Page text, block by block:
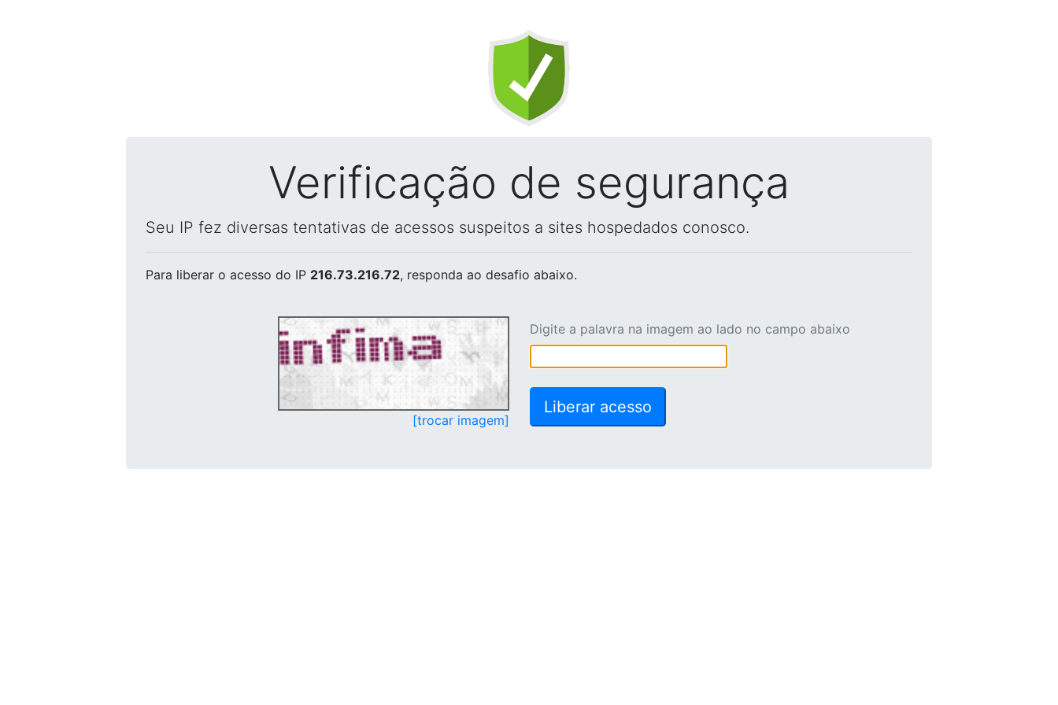
Verificação de segurança
Seu IP fez diversas tentativas de acessos suspeitos a sites hospedados conosco.
Para liberar o acesso do IP 216.73.216.72, responda ao desafio abaixo.
[trocar imagem]
Digite a palavra na imagem ao lado no campo abaixo